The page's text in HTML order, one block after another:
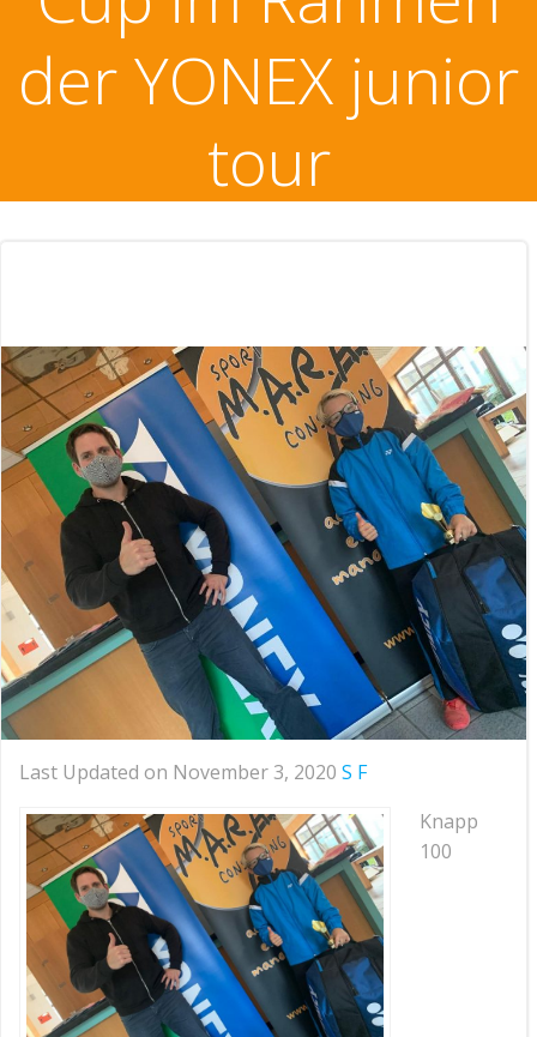
der YONEX junior
tour
Last Updated on November 3, 2020 S F
Knapp
100